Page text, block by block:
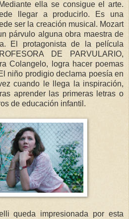
ella se consigue el arte.
llegar a producirlo. Es una
ser la creación musical. Mozart
párvulo alguna obra maestra de
El protagonista de la película
DE PARVULARIO,
Colangelo, logra hacer poemas
niño prodigio declama poesía en
cuando le llega la inspiración,
aprender las primeras letras o
de educación infantil.
queda impresionada por esta